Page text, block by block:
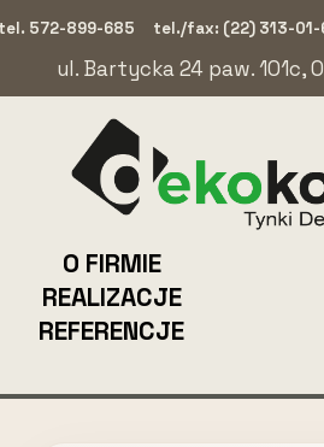
REALIZACJE
REFERENCJE
O FIRMIE
ul. Bartycka 24 paw. 101c,
tel./fax: (22) 313-01-
572-899-685